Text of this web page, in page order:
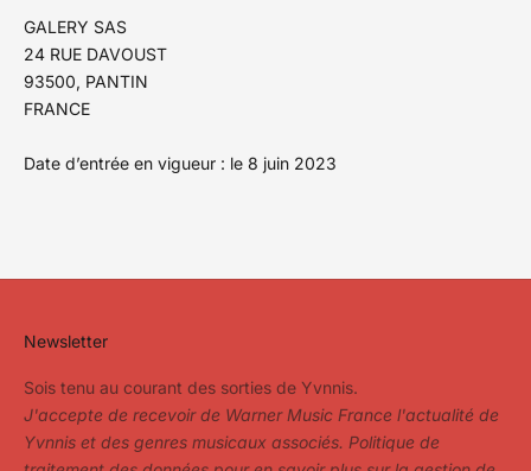
GALERY SAS
24 RUE DAVOUST
93500, PANTIN
FRANCE
Date d’entrée en vigueur : le 8 juin 2023
Newsletter
Sois tenu au courant des sorties de Yvnnis.
J'accepte de recevoir de Warner Music France l'actualité de
Yvnnis et des genres musicaux associés. Politique de